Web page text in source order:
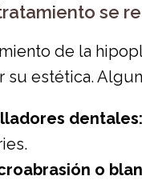
se
de la
su estética.
o